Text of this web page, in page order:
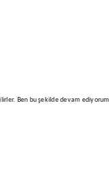
Ben bu şekilde devam